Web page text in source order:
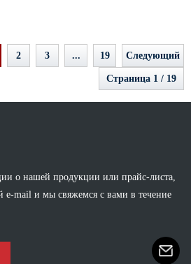
2 3 ... 19 Следующий
Страница 1 / 19
о нашей продукции или прайс-листа,
e-mail и мы свяжемся с вами в течение